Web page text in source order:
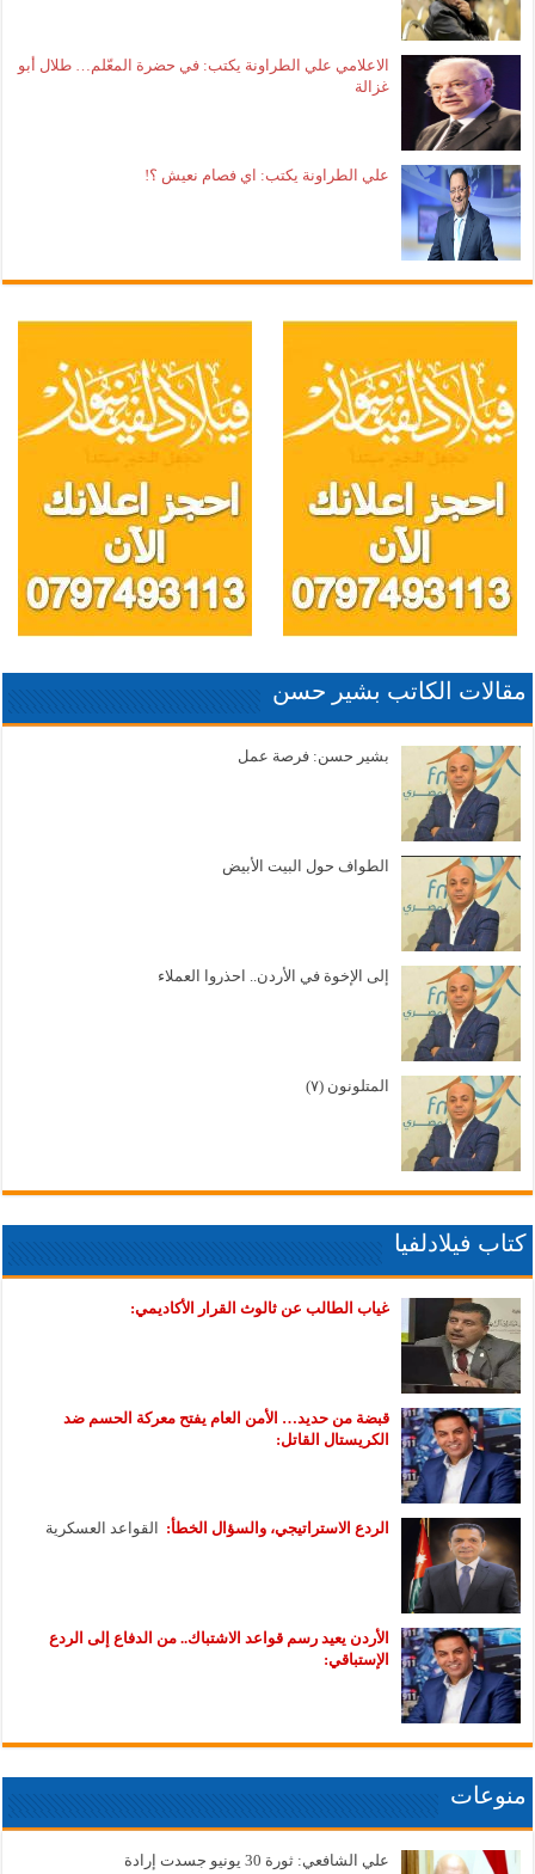
الاعلامي علي الطراونة يكتب: في حضرة المعّلم… طلال أبو
غزالة
علي الطراونة يكتب: اي فصام نعيش ؟!
مقالات الكاتب بشير حسن
بشير حسن: فرصة عمل
الطواف حول البيت الأبيض
إلى الإخوة في الأردن.. احذروا العملاء
المتلونون (٧)
كتاب فيلادلفيا
غياب الطالب عن ثالوث القرار الأكاديمي:
قبضة من حديد… الأمن العام يفتح معركة الحسم ضد
الكريستال القاتل:
الردع الاستراتيجي، والسؤال الخطأ: القواعد العسكرية
الأردن يعيد رسم قواعد الاشتباك.. من الدفاع إلى الردع
الإستباقي:
منوعات
علي الشافعي: ثورة 30 يونيو جسدت إرادة